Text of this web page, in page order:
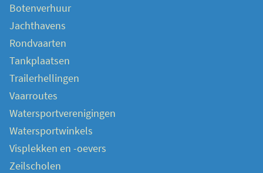
Botenverhuur
Jachthavens
Rondvaarten
Tankplaatsen
Trailerhellingen
Vaarroutes
Watersportverenigingen
Watersportwinkels
Visplekken en -oevers
Zeilscholen